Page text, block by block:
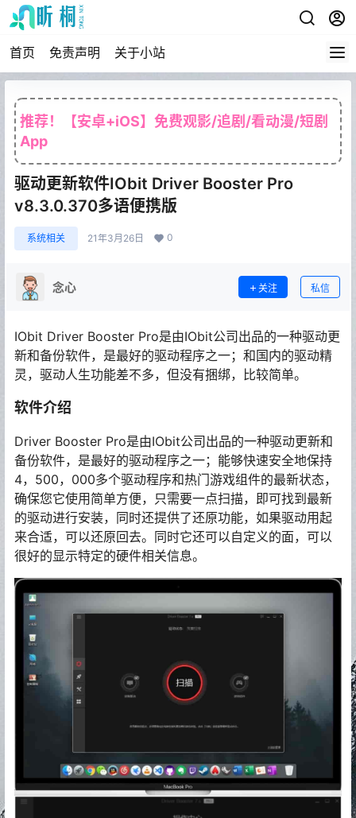
首页 免责声明 关于小站
推荐！【安卓+iOS】免费观影/追剧/看动漫/短剧
App
驱动更新软件IObit Driver Booster Pro
v8.3.0.370多语便携版
系统相关 21年3月26日 0
念心 关注 私信
IObit Driver Booster Pro是由IObit公司出品的一种驱动更
新和备份软件，是最好的驱动程序之一；和国内的驱动精
灵，驱动人生功能差不多，但没有捆绑，比较简单。
软件介绍
Driver Booster Pro是由IObit公司出品的一种驱动更新和
备份软件，是最好的驱动程序之一；能够快速安全地保持
4，500，000多个驱动程序和热门游戏组件的最新状态，
确保您它使用简单方便，只需要一点扫描，即可找到最新
的驱动进行安装，同时还提供了还原功能，如果驱动用起
来合适，可以还原回去。同时它还可以自定义的面，可以
很好的显示特定的硬件相关信息。